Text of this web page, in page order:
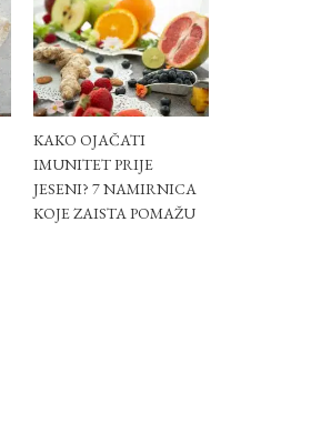
KAKO OJAČATI
IMUNITET PRIJE
JESENI? 7 NAMIRNICA
KOJE ZAISTA POMAŽU